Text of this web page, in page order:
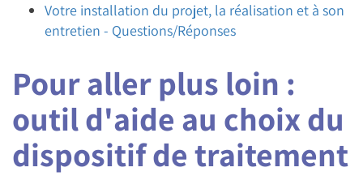
Votre installation du projet, la réalisation et à son
entretien - Questions/Réponses
Pour aller plus loin :
outil d'aide au choix du
dispositif de traitement